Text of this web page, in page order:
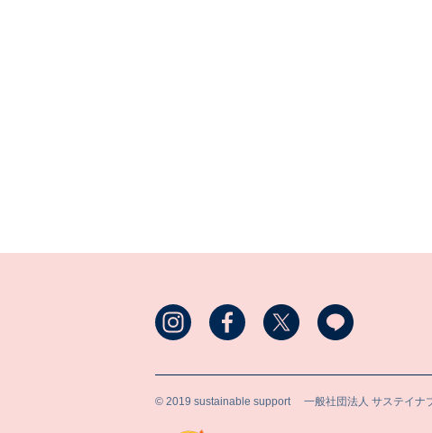
© 2019 sustainable support 一般社団法人 サステイナ